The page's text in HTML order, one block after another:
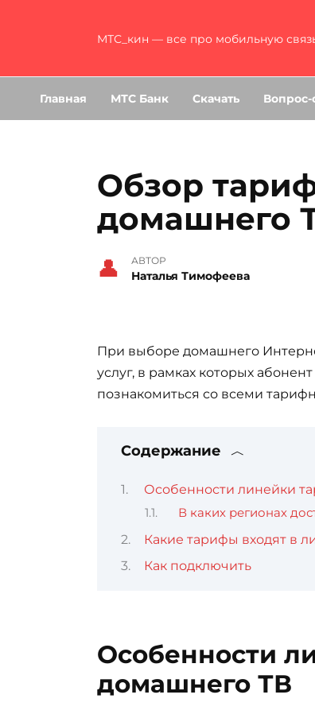
МТС_кин — все про мобильную
Главная МТС Банк Скачать Вопрос-
Обзор
домашнего
АВТОР
Наталья Тимофеева
При выборе домашнего
услуг, в рамках которых
познакомиться со всеми
Содержание
Особенности линейки
В каких регионах
Какие тарифы входят в
Как подключить
Особенности
домашнего ТВ